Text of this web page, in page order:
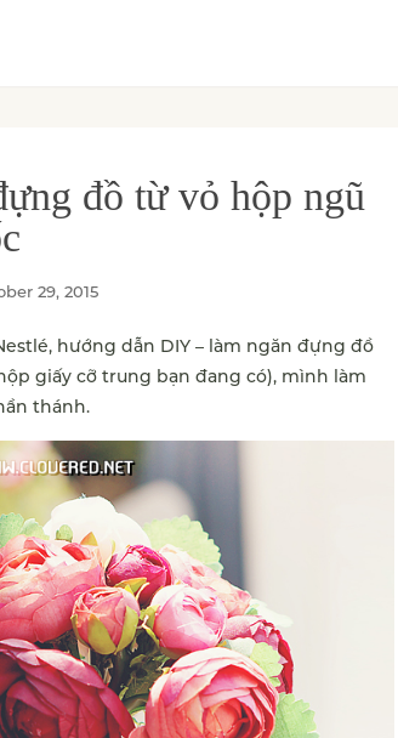
đồ từ vỏ hộp ngũ
29, 2015
hướng dẫn DIY – làm ngăn đựng đồ
giấy cỡ trung bạn đang có), mình làm
thánh.